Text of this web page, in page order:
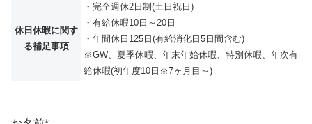
休日休暇に関す
る補足事項
・完全週休2日制(土日祝日)
・有給休暇10日～20日
・年間休日125日(有給消化日5日間含む)
※GW、夏季休暇、年末年始休暇、特別休暇、年次有
給休暇(初年度10日※7ヶ月目～)